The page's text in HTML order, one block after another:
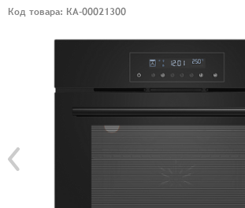
Код товара: КА-00021300